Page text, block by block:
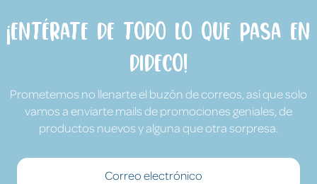
¡Entérate de todo lo que pasa en
Dideco!
Prometemos no llenarte el buzón de correos, así que solo
vamos a enviarte mails de promociones geniales, de
productos nuevos y alguna que otra sorpresa.